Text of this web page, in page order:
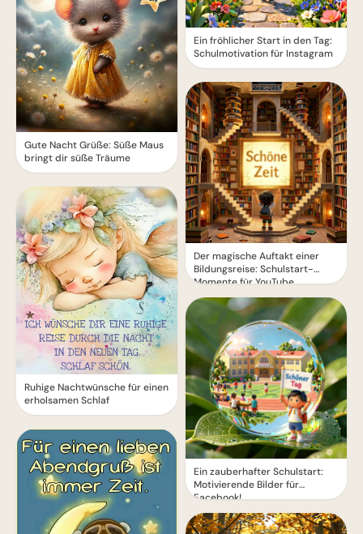
Gute Nacht Grüße: Süße Maus
bringt dir süße Träume
Ruhige Nachtwünsche für einen
erholsamen Schlaf
Ein fröhlicher Start in den Tag:
Schulmotivation für Instagram
Der magische Auftakt einer
Bildungsreise: Schulstart-
Momente für YouTube
Ein zauberhafter Schulstart:
Motivierende Bilder für
Facebook!